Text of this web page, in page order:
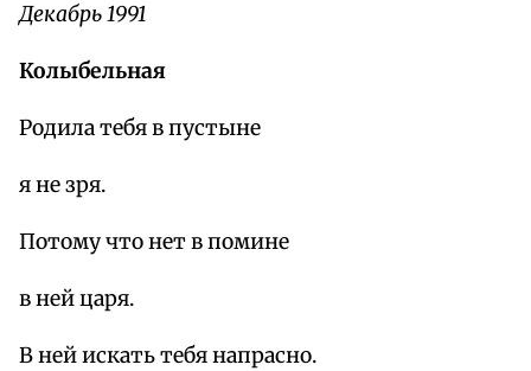
Декабрь 1991
Колыбельная
Родила тебя в пустыне
я не зря.
Потому что нет в помине
в ней царя.
В ней искать тебя напрасно.